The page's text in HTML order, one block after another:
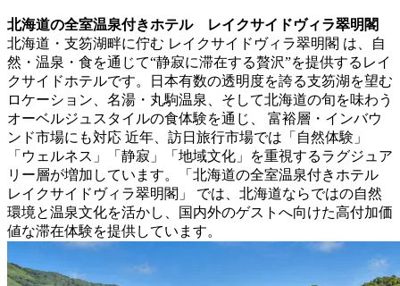
北海道の全室温泉付きホテル レイクサイドヴィラ翠明閣
北海道・支笏湖畔に佇む レイクサイドヴィラ翠明閣 は、自
然・温泉・食を通じて“静寂に滞在する贅沢”を提供するレイ
クサイドホテルです。日本有数の透明度を誇る支笏湖を望む
ロケーション、名湯・丸駒温泉、そして北海道の旬を味わう
オーベルジュスタイルの食体験を通じ、 富裕層・インバウ
ンド市場にも対応 近年、訪日旅行市場では「自然体験」
「ウェルネス」「静寂」「地域文化」を重視するラグジュア
リー層が増加しています。「北海道の全室温泉付きホテル
レイクサイドヴィラ翠明閣」 では、北海道ならではの自然
環境と温泉文化を活かし、国内外のゲストへ向けた高付加価
値な滞在体験を提供しています。